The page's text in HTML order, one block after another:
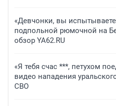
«Девчонки, вы испытываете
подпольной рюмочной на
обзор YA62.RU
«Я тебя счас ***, петухом
видео нападения
СВО